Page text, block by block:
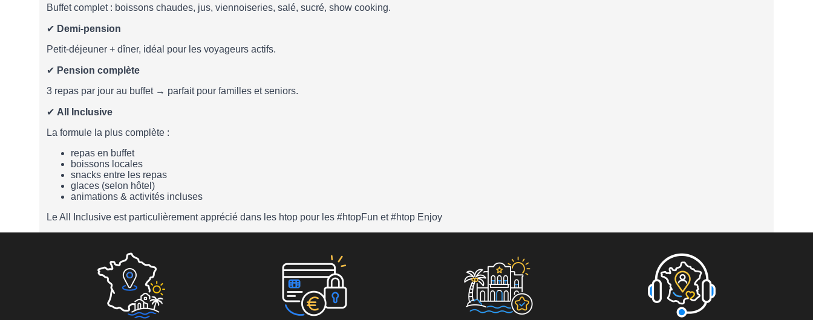
Buffet complet : boissons chaudes, jus, viennoiseries, salé, sucré, show cooking.
✔ Demi-pension
Petit-déjeuner + dîner, idéal pour les voyageurs actifs.
✔ Pension complète
3 repas par jour au buffet → parfait pour familles et seniors.
✔ All Inclusive
La formule la plus complète :
repas en buffet
boissons locales
snacks entre les repas
glaces (selon hôtel)
animations & activités incluses
Le All Inclusive est particulièrement apprécié dans les htop pour les #htopFun et #htop Enjoy